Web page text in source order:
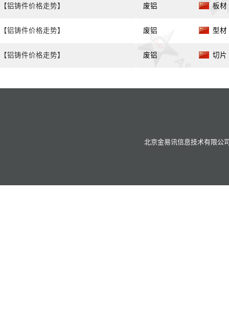
【铝铸件价格走势】
【铝铸件价格走势】
【铝铸件价格走势】
废铝 板材
废铝 型材
废铝 切片
北京金易讯信息技术有限公